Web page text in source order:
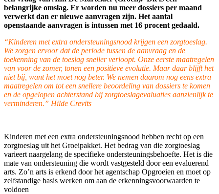
belangrijke omslag. Er worden nu meer dossiers per maand
verwerkt dan er nieuwe aanvragen zijn. Het aantal
openstaande aanvragen is intussen met 16 procent gedaald.
“Kinderen met extra ondersteuningsnood krijgen een zorgtoeslag.
We zorgen ervoor dat de periode tussen de aanvraag en de
toekenning van de toeslag sneller verloopt. Onze eerste maatregelen
van voor de zomer, tonen een positieve evolutie. Maar daar blijft het
niet bij, want het moet nog beter. We nemen daarom nog eens extra
maatregelen om tot een snellere beoordeling van dossiers te komen
en de opgelopen achterstand bij zorgtoeslagevaluaties aanzienlijk te
verminderen.” Hilde Crevits
Kinderen met een extra ondersteuningsnood hebben recht op een
zorgtoeslag uit het Groeipakket. Het bedrag van die zorgtoeslag
varieert naargelang de specifieke ondersteuningsbehoefte. Het is die
mate van ondersteuning die wordt vastgesteld door een evaluerend
arts. Zo’n arts is erkend door het agentschap Opgroeien en moet op
zelfstandige basis werken om aan de erkenningsvoorwaarden te
voldoen